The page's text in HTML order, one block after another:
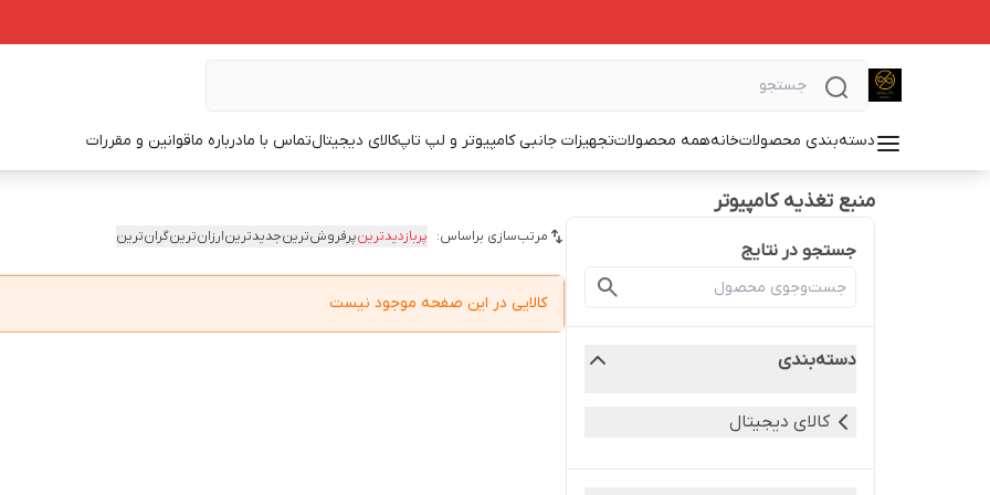
دسته‌بندی محصولاتخانههمه محصولاتتجهیزات جانبی کامپیوتر و لپ تاپکالای دیجیتالتماس با مادرباره ماقوانین و مقررات
منبع تغذیه کامپیوتر
جستجو در نتایج
دسته‌بندی
کالای دیجیتال
مرتب‌سازی براساس: پربازدیدترینپرفروش‌ترینجدیدترینارزان‌ترینگران‌ترین
کالایی در این صفحه موجود نیست